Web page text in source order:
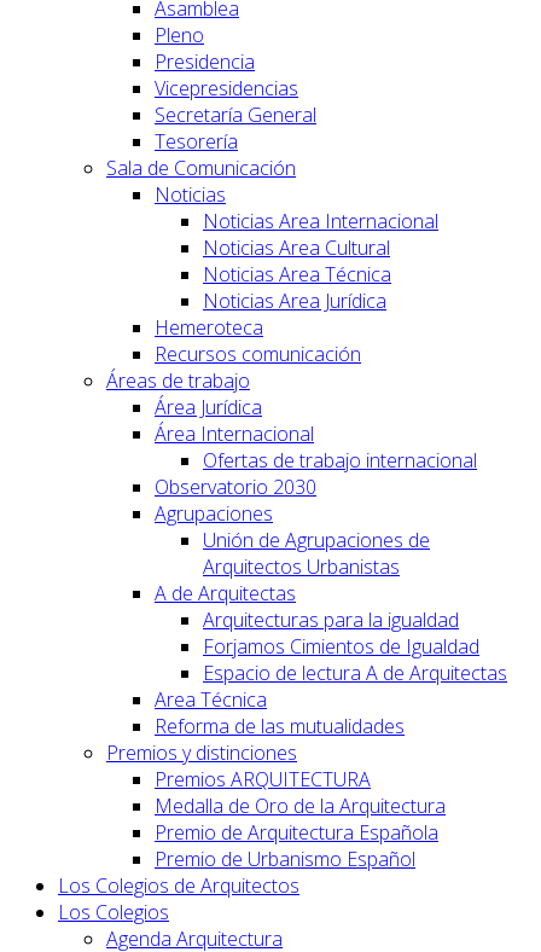
Asamblea
Pleno
Presidencia
Vicepresidencias
Secretaría General
Tesorería
Sala de Comunicación
Noticias
Noticias Area Internacional
Noticias Area Cultural
Noticias Area Técnica
Noticias Area Jurídica
Hemeroteca
Recursos comunicación
Áreas de trabajo
Área Jurídica
Área Internacional
Ofertas de trabajo internacional
Observatorio 2030
Agrupaciones
Unión de Agrupaciones de
Arquitectos Urbanistas
A de Arquitectas
Arquitecturas para la igualdad
Forjamos Cimientos de Igualdad
Espacio de lectura A de Arquitectas
Area Técnica
Reforma de las mutualidades
Premios y distinciones
Premios ARQUITECTURA
Medalla de Oro de la Arquitectura
Premio de Arquitectura Española
Premio de Urbanismo Español
Los Colegios de Arquitectos
Los Colegios
Agenda Arquitectura